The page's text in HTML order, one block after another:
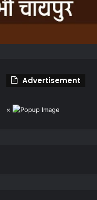
Advertisement
×